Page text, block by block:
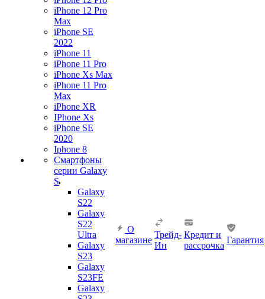
iPhone 12 Pro
Max
iPhone SE
2022
iPhone 11
iPhone 11 Pro
iPhone Xs Max
iPhone 11 Pro
Max
iPhone XR
IPhone Xs
iPhone SE
2020
Iphone 8
Смартфоны
серии Galaxy
S
Galaxy
S22
Galaxy
S22
Ultra
Galaxy
S23
Galaxy
S23FE
Galaxy
О
магазине
Трейд-
Ин
Кредит и
рассрочка
Гарантия